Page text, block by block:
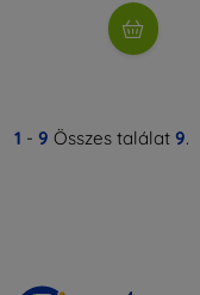
1 - 9 Összes találat 9.